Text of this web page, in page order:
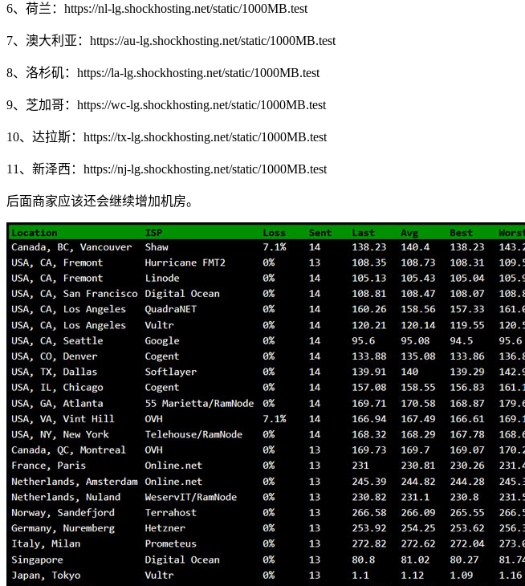
6、荷兰：https://nl-lg.shockhosting.net/static/1000MB.test
7、澳大利亚：https://au-lg.shockhosting.net/static/1000MB.test
8、洛杉矶：https://la-lg.shockhosting.net/static/1000MB.test
9、芝加哥：https://wc-lg.shockhosting.net/static/1000MB.test
10、达拉斯：https://tx-lg.shockhosting.net/static/1000MB.test
11、新泽西：https://nj-lg.shockhosting.net/static/1000MB.test
后面商家应该还会继续增加机房。